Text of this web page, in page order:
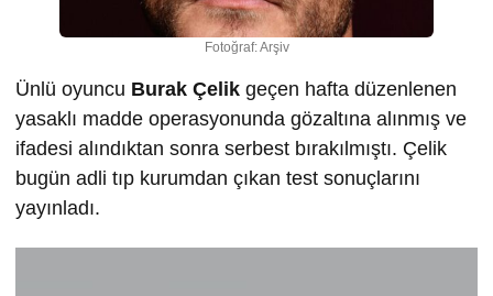
Fotoğraf: Arşiv
Ünlü oyuncu Burak Çelik geçen hafta düzenlenen
yasaklı madde operasyonunda gözaltına alınmış ve
ifadesi alındıktan sonra serbest bırakılmıştı. Çelik
bugün adli tıp kurumdan çıkan test sonuçlarını
yayınladı.